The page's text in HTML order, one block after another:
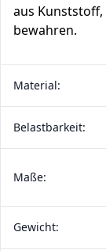
aus
bewahren.
Material:
Belastbarkeit:
Maße:
Gewicht: